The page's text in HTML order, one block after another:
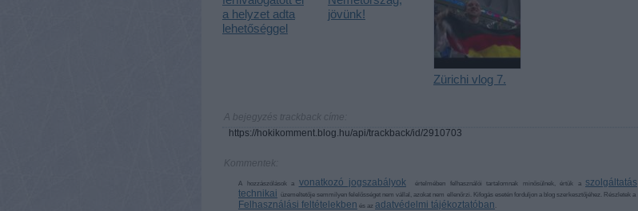
a helyzet adta
lehetőséggel
jövünk!
Zürichi vlog 7.
A bejegyzés trackback címe:
https://hokikomment.blog.hu/api/trackback/id/2910703
Kommentek:
A hozzászólások a vonatkozó jogszabályok értelmében felhasználói tartalomnak minősülnek, értük a
szolgáltatás
technikai üzemeltetője semmilyen felelősséget nem vállal, azokat nem ellenőrzi. Kifogás esetén forduljon a blog szerkesztőjéhez. Részletek a
Felhasználási feltételekben és az adatvédelmi tájékoztatóban .